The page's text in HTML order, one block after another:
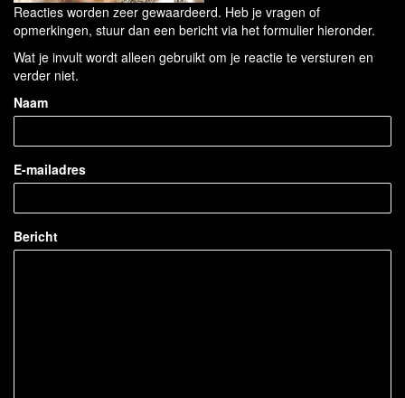
Reacties worden zeer gewaardeerd. Heb je vragen of
opmerkingen, stuur dan een bericht via het formulier hieronder.
Wat je invult wordt alleen gebruikt om je reactie te versturen en
verder niet.
Naam
E-mailadres
Bericht